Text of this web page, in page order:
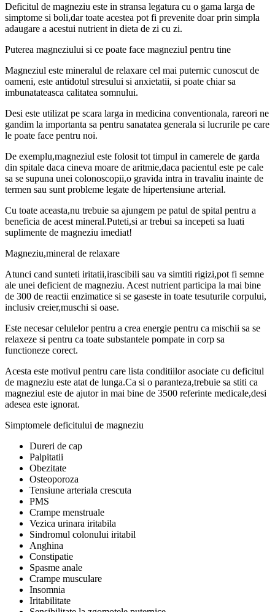
Deficitul de magneziu este in stransa legatura cu o gama larga de
simptome si boli,dar toate acestea pot fi prevenite doar prin simpla
adaugare a acestui nutrient in dieta de zi cu zi.
Puterea magneziului si ce poate face magneziul pentru tine
Magneziul este mineralul de relaxare cel mai puternic cunoscut de
oameni, este antidotul stresului si anxietatii, si poate chiar sa
imbunatateasca calitatea somnului.
Desi este utilizat pe scara larga in medicina conventionala, rareori ne
gandim la importanta sa pentru sanatatea generala si lucrurile pe care
le poate face pentru noi.
De exemplu,magneziul este folosit tot timpul in camerele de garda
din spitale daca cineva moare de aritmie,daca pacientul este pe cale
sa se supuna unei colonoscopii,o gravida intra in travaliu inainte de
termen sau sunt probleme legate de hipertensiune arterial.
Cu toate aceasta,nu trebuie sa ajungem pe patul de spital pentru a
beneficia de acest mineral.Puteti,si ar trebui sa incepeti sa luati
suplimente de magneziu imediat!
Magneziu,mineral de relaxare
Atunci cand sunteti iritatii,irascibili sau va simtiti rigizi,pot fi semne
ale unei deficient de magneziu. Acest nutrient participa la mai bine
de 300 de reactii enzimatice si se gaseste in toate tesuturile corpului,
inclusiv creier,muschi si oase.
Este necesar celulelor pentru a crea energie pentru ca mischii sa se
relaxeze si pentru ca toate substantele pompate in corp sa
functioneze corect.
Acesta este motivul pentru care lista conditiilor asociate cu deficitul
de magneziu este atat de lunga.Ca si o paranteza,trebuie sa stiti ca
magneziul este de ajutor in mai bine de 3500 referinte medicale,desi
adesea este ignorat.
Simptomele deficitului de magneziu
Dureri de cap
Palpitatii
Obezitate
Osteoporoza
Tensiune arteriala crescuta
PMS
Crampe menstruale
Vezica urinara iritabila
Sindromul colonului iritabil
Anghina
Constipatie
Spasme anale
Crampe musculare
Insomnia
Iritabilitate